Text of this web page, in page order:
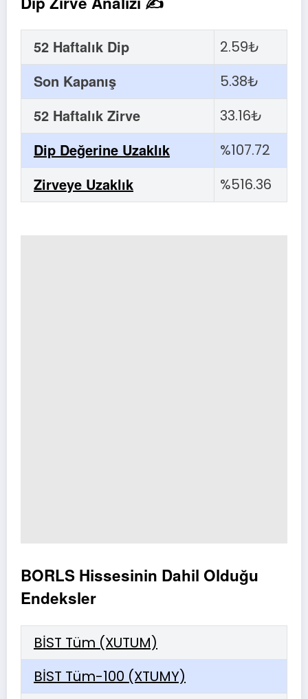
52 Haftalık Dip 2.59₺
Son Kapanış 5.38₺
52 Haftalık Zirve 33.16₺
Dip Değerine Uzaklık %107.72
Zirveye Uzaklık %516.36
BORLS Hissesinin Dahil Olduğu
Endeksler
BİST Tüm (XUTUM)
BİST Tüm-100 (XTUMY)